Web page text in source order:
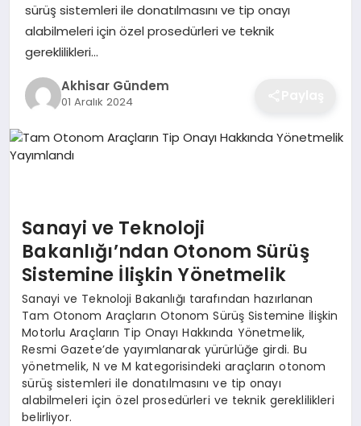
sürüş sistemleri ile donatılmasını ve tip onayı
alabilmeleri için özel prosedürleri ve teknik
gereklilikleri…
Akhisar Gündem
01 Aralık 2024
Sanayi ve Teknoloji
Bakanlığı’ndan Otonom Sürüş
Sistemine İlişkin Yönetmelik
Sanayi ve Teknoloji Bakanlığı tarafından hazırlanan
Tam Otonom Araçların Otonom Sürüş Sistemine İlişkin
Motorlu Araçların Tip Onayı Hakkında Yönetmelik,
Resmi Gazete’de yayımlanarak yürürlüğe girdi. Bu
yönetmelik, N ve M kategorisindeki araçların otonom
sürüş sistemleri ile donatılmasını ve tip onayı
alabilmeleri için özel prosedürleri ve teknik gereklilikleri
belirliyor.